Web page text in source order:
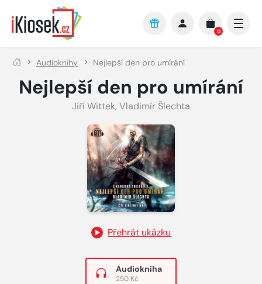
Přejít na hlavní obsah
0
Audioknihy Nejlepší den pro umírání
Nejlepší den pro umírání
Jiří Wittek, Vladimír Šlechta
Přehrát ukázku
Audiokniha
250 Kč